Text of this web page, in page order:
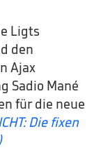
Ligts
den
Ajax
Sadio Mané
für die neue
Die fixen